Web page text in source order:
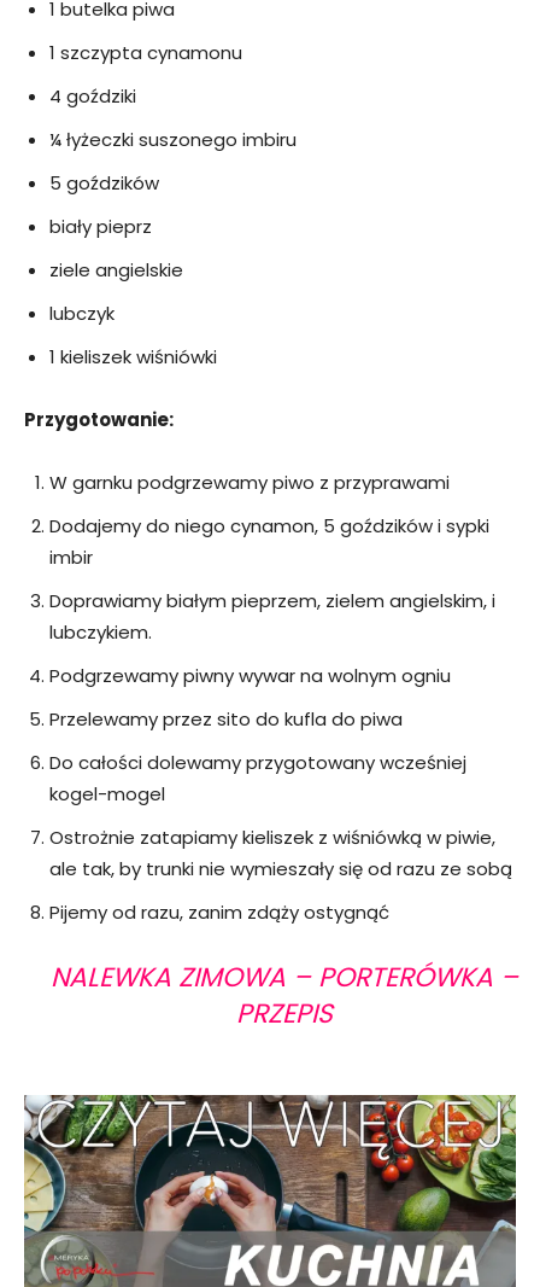
1 butelka piwa
1 szczypta cynamonu
4 goździki
¼ łyżeczki suszonego imbiru
5 goździków
biały pieprz
ziele angielskie
lubczyk
1 kieliszek wiśniówki
Przygotowanie:
W garnku podgrzewamy piwo z przyprawami
Dodajemy do niego cynamon, 5 goździków i sypki
imbir
Doprawiamy białym pieprzem, zielem angielskim, i
lubczykiem.
Podgrzewamy piwny wywar na wolnym ogniu
Przelewamy przez sito do kufla do piwa
Do całości dolewamy przygotowany wcześniej
kogel-mogel
Ostrożnie zatapiamy kieliszek z wiśniówką w piwie,
ale tak, by trunki nie wymieszały się od razu ze sobą
Pijemy od razu, zanim zdąży ostygnąć
NALEWKA ZIMOWA – PORTERÓWKA –
PRZEPIS